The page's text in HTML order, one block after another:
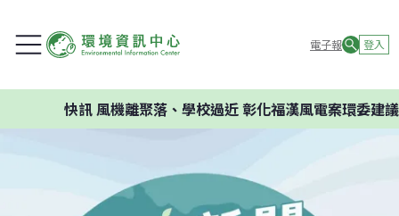
電子報 登入
風機離聚落、學校過近 彰化福漢風電案環委建議不應開